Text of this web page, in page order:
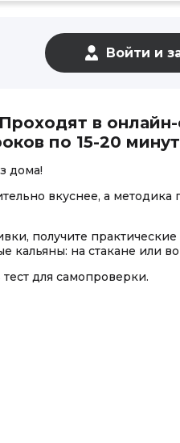
в
по 15-20
дома!
вкуснее, а методика
получите
кальяны: на стакане или
для самопроверки.